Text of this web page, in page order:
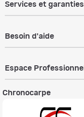
Services et garanties
Besoin d'aide
Espace Professionnel
Chronocarpe